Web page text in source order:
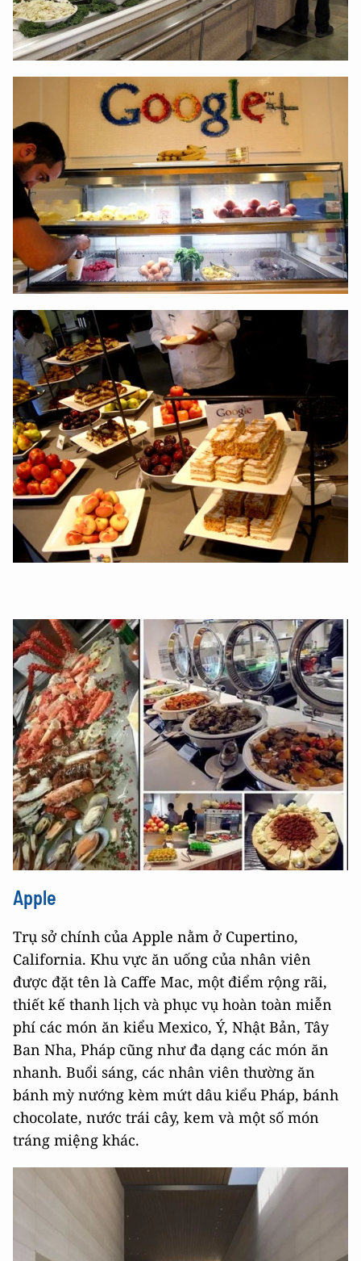
Apple
Trụ sở chính của Apple nằm ở Cupertino,
California. Khu vực ăn uống của nhân viên
được đặt tên là Caffe Mac, một điểm rộng rãi,
thiết kế thanh lịch và phục vụ hoàn toàn miễn
phí các món ăn kiểu Mexico, Ý, Nhật Bản, Tây
Ban Nha, Pháp cũng như đa dạng các món ăn
nhanh. Buổi sáng, các nhân viên thường ăn
bánh mỳ nướng kèm mứt dâu kiểu Pháp, bánh
chocolate, nước trái cây, kem và một số món
tráng miệng khác.